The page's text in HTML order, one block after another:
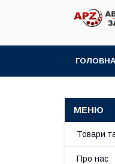
ГОЛОВНА
Товари
Про нас